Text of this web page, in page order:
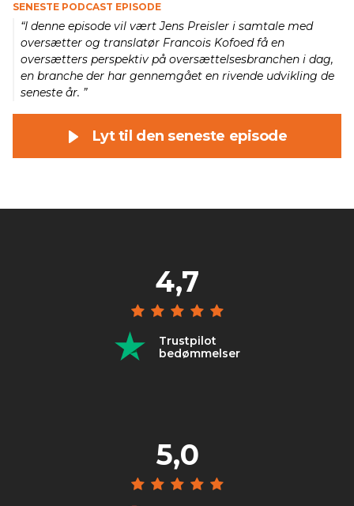
SENESTE PODCAST EPISODE
“I denne episode vil vært Jens Preisler i samtale med
oversætter og translatør Francois Kofoed få en
oversætters perspektiv på oversættelsesbranchen i dag,
en branche der har gennemgået en rivende udvikling de
seneste år. ”
Lyt til den seneste episode
4,7
Trustpilot
bedømmelser
5,0